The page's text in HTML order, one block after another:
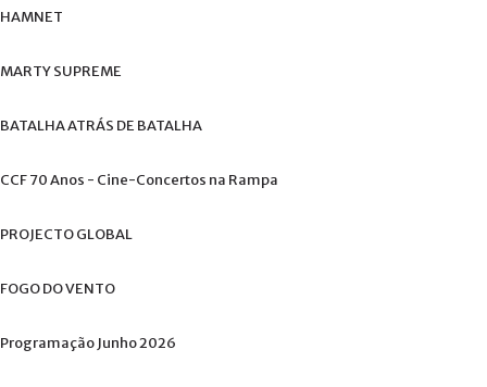
HAMNET
MARTYSUPREME
BATALHAATRÁS DE BATALHA
CCF70Anos - Cine-Concertos na Rampa
PROJECTOGLOBAL
FOGODOVENTO
Programação Junho2026